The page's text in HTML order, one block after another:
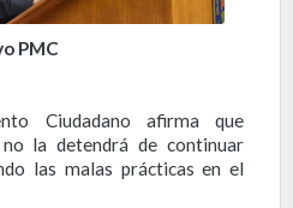
PMC
Ciudadano afirma que
la detendrá de continuar
las malas prácticas en el